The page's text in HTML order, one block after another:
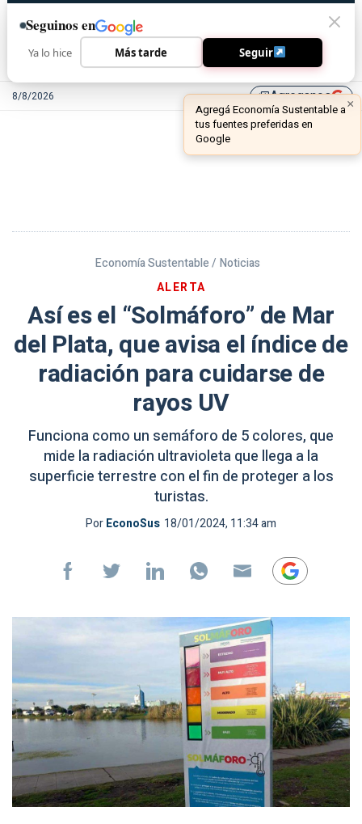
8/8/2026 library_addAgreganos
Economía Sustentable / Noticias
ALERTA
Así es el “Solmáforo” de Mar
del Plata, que avisa el índice de
radiación para cuidarse de
rayos UV
Funciona como un semáforo de 5 colores, que
mide la radiación ultravioleta que llega a la
superficie terrestre con el fin de proteger a los
turistas.
PorEconoSus 18/01/2024, 11:34 am
Seguinos en
Ya lo hice Más tarde Seguir